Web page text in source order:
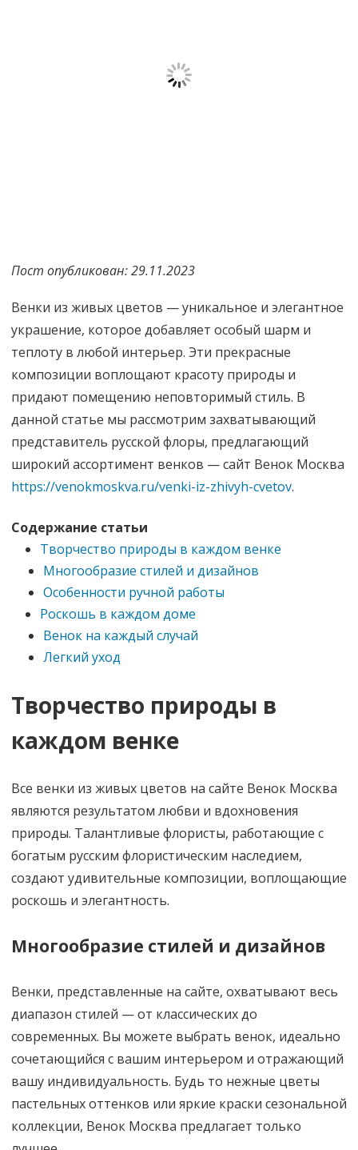
Пост опубликован: 29.11.2023
Венки из живых цветов — уникальное и элегантное
украшение, которое добавляет особый шарм и
теплоту в любой интерьер. Эти прекрасные
композиции воплощают красоту природы и
придают помещению неповторимый стиль. В
данной статье мы рассмотрим захватывающий
представитель русской флоры, предлагающий
широкий ассортимент венков — сайт Венок Москва
https://venokmoskva.ru/venki-iz-zhivyh-cvetov.
Содержание статьи
Творчество природы в каждом венке
Многообразие стилей и дизайнов
Особенности ручной работы
Роскошь в каждом доме
Венок на каждый случай
Легкий уход
Творчество природы в
каждом венке
Все венки из живых цветов на сайте Венок Москва
являются результатом любви и вдохновения
природы. Талантливые флористы, работающие с
богатым русским флористическим наследием,
создают удивительные композиции, воплощающие
роскошь и элегантность.
Многообразие стилей и дизайнов
Венки, представленные на сайте, охватывают весь
диапазон стилей — от классических до
современных. Вы можете выбрать венок, идеально
сочетающийся с вашим интерьером и отражающий
вашу индивидуальность. Будь то нежные цветы
пастельных оттенков или яркие краски сезональной
коллекции, Венок Москва предлагает только